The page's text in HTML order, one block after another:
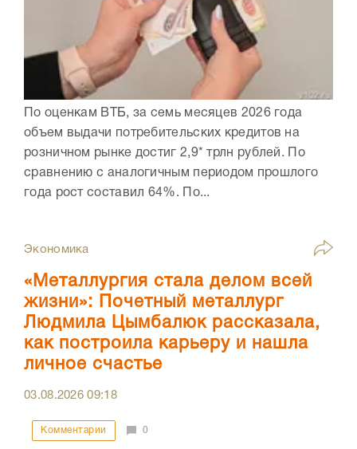
По оценкам ВТБ, за семь месяцев 2026 года
объем выдачи потребительских кредитов на
розничном рынке достиг 2,9* трлн рублей. По
сравнению с аналогичным периодом прошлого
года рост составил 64%. По...
Экономика
«Металлургия стала делом всей
жизни»: Почетный металлург
Людмила Цымбалюк рассказала,
как построила карьеру и нашла
личное счастье
03.08.202609:18
Комментарии 0